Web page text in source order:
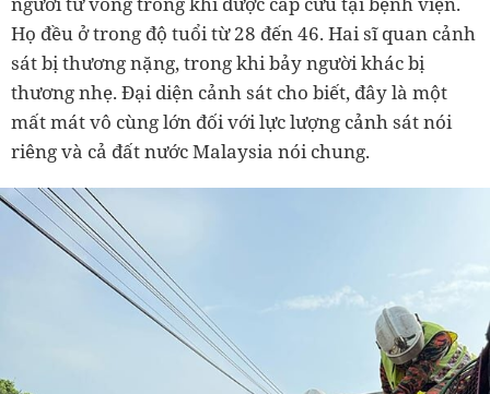
Họ đều ở trong độ tuổi từ 28 đến 46. Hai sĩ quan cảnh
sát bị thương nặng, trong khi bảy người khác bị
thương nhẹ. Đại diện cảnh sát cho biết, đây là một
mất mát vô cùng lớn đối với lực lượng cảnh sát nói
riêng và cả đất nước Malaysia nói chung.